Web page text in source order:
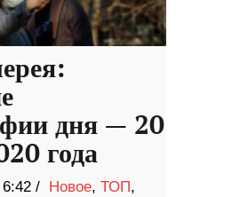
дня — 20
года
6:42 / Новое, ТОП,